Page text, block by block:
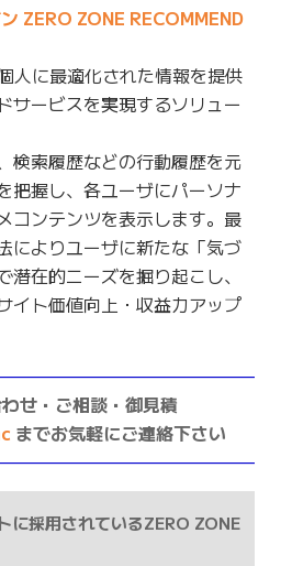
ZERO ZONE RECOMMEND
人に最適化された情報を提供
サービスを実現するソリュー
検索履歴などの行動履歴を元
把握し、各ユーザにパーソナ
コンテンツを表示します。最
によりユーザに新たな「気づ
在的ニーズを掘り起こし、
イト価値向上・収益力アップ
せ・ご相談・御見積
までお気軽にご連絡下さい
に採用されているZERO ZONE